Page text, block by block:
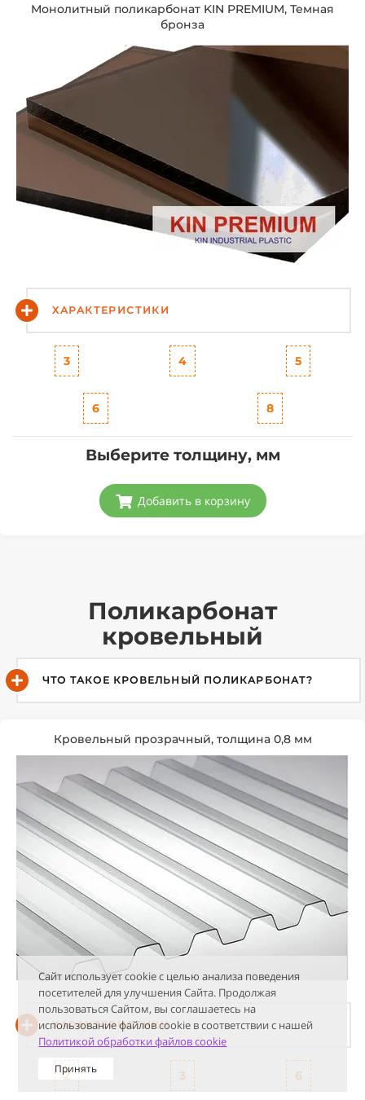
Монолитный поликарбонат KIN PREMIUM, Темная
бронза
ХАРАКТЕРИСТИКИ
3 4 5
6 8
Выберите толщину, мм
Добавить в корзину
Поликарбонат
кровельный
ЧТО ТАКОЕ КРОВЕЛЬНЫЙ ПОЛИКАРБОНАТ?
Кровельный прозрачный, толщина 0,8 мм
ХАРАКТЕРИСТИКИ
2 3 6
Сайт использует cookie с целью анализа поведения
посетителей для улучшения Сайта. Продолжая
пользоваться Сайтом, вы соглашаетесь на
использование файлов cookie в соответствии с нашей
Политикой обработки файлов cookie
Принять